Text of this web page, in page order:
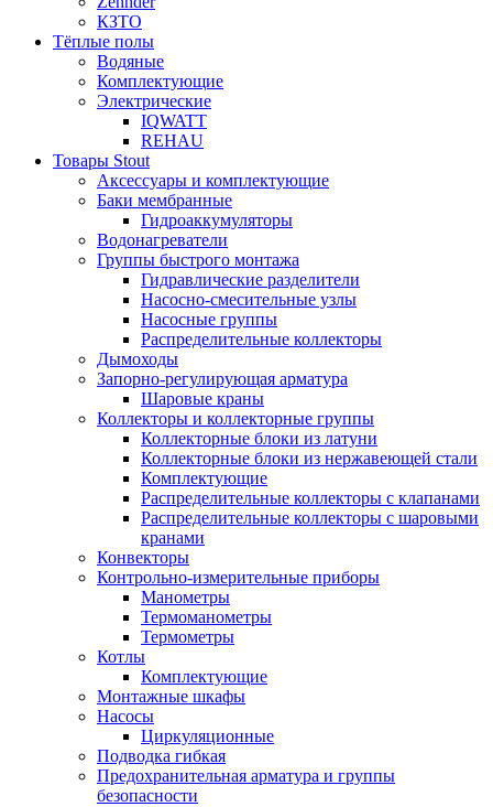
КЗТО
Тёплые полы
Водяные
Комплектующие
Электрические
IQWATT
REHAU
Товары Stout
Аксессуары и комплектующие
Баки мембранные
Гидроаккумуляторы
Водонагреватели
Группы быстрого монтажа
Гидравлические разделители
Насосно-смесительные узлы
Насосные группы
Распределительные коллекторы
Дымоходы
Запорно-регулирующая арматура
Шаровые краны
Коллекторы и коллекторные группы
Коллекторные блоки из латуни
Коллекторные блоки из нержавеющей стали
Комплектующие
Распределительные коллекторы с клапанами
Распределительные коллекторы с шаровыми
кранами
Конвекторы
Контрольно-измерительные приборы
Манометры
Термоманометры
Термометры
Котлы
Комплектующие
Монтажные шкафы
Насосы
Циркуляционные
Подводка гибкая
Предохранительная арматура и группы
безопасности